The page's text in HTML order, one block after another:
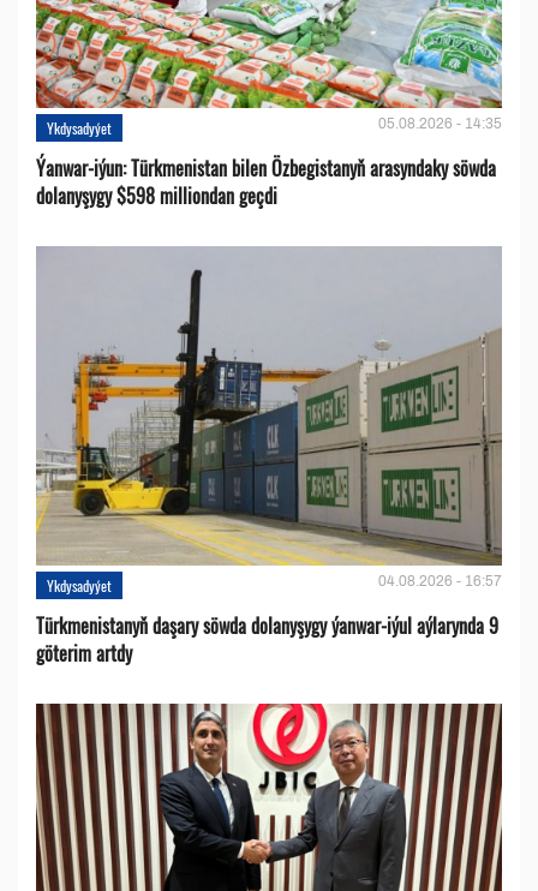
Ykdysadyýet 05.08.2026 - 14:35
Ýanwar-iýun: Türkmenistan bilen Özbegistanyň arasyndaky söwda
dolanyşygy $598 milliondan geçdi
Ykdysadyýet 04.08.2026 - 16:57
Türkmenistanyň daşary söwda dolanyşygy ýanwar-iýul aýlarynda 9
göterim artdy